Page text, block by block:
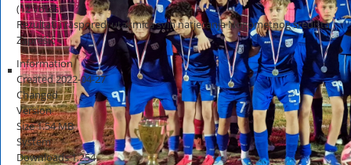
(12 votes)
Rezultati i rasporedi utakmica svih natjecanja Nogometnog središta
Zaprešić
Information
Created2022-04-27
Changed
Version
Size1.54 MB
System
Downloads1,254